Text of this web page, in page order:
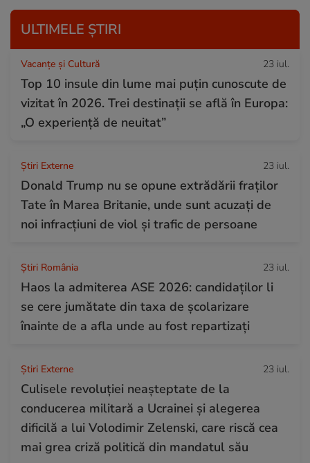
ULTIMELE ȘTIRI
Vacanțe și Cultură 23 iul.
Top 10 insule din lume mai puțin cunoscute de
vizitat în 2026. Trei destinații se află în Europa:
„O experiență de neuitat”
Știri Externe 23 iul.
Donald Trump nu se opune extrădării fraților
Tate în Marea Britanie, unde sunt acuzați de
noi infracțiuni de viol și trafic de persoane
Știri România 23 iul.
Haos la admiterea ASE 2026: candidaților li
se cere jumătate din taxa de școlarizare
înainte de a afla unde au fost repartizați
Știri Externe 23 iul.
Culisele revoluției neașteptate de la
conducerea militară a Ucrainei și alegerea
dificilă a lui Volodimir Zelenski, care riscă cea
mai grea criză politică din mandatul său